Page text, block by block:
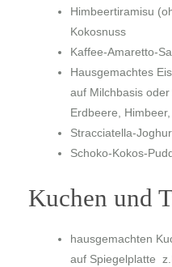
Himbeertiramisu
Kokosnuss
Kaffee-Amaretto-
Hausgemachtes Eis
auf Milchbasis
Erdbeere,
Stracciatella-
Schoko-Kokos-
Kuchen und
hausgemachten
auf Spiegelplatte